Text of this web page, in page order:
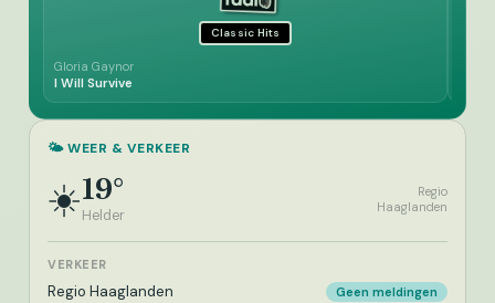
Classic Hits
Gloria Gaynor
I Will Survive
🌤️ WEER & VERKEER
☀️19°
Helder
Regio
Haaglanden
VERKEER
Regio Haaglanden Geen meldingen